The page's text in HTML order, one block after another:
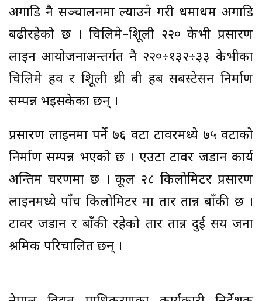
अगाडि नै सञ्चालनमा ल्याउने गरी धमाधम अगाडि
बढीरहेको छ । चिलिमे–त्रिशूली २२० केभी प्रसारण
लाइन आयोजनाअन्तर्गत नै २२०÷१३२÷३३ केभीका
चिलिमे हव र त्रिशूली थ्री बी हब सबस्टेसन निर्माण
सम्पन्न भइसकेका छन् ।
प्रसारण लाइनमा पर्ने ७६ वटा टावरमध्ये ७५ वटाको
निर्माण सम्पन्न भएको छ । एउटा टावर जडान कार्य
अन्तिम चरणमा छ । कूल २८ किलोमिटर प्रसारण
लाइनमध्ये पाँच किलोमिटर मात्र तार तान्न बाँकी छ ।
टावर जडान र बाँकी रहेको तार तान्न दुई सय जना
श्रमिक परिचालित छन् ।